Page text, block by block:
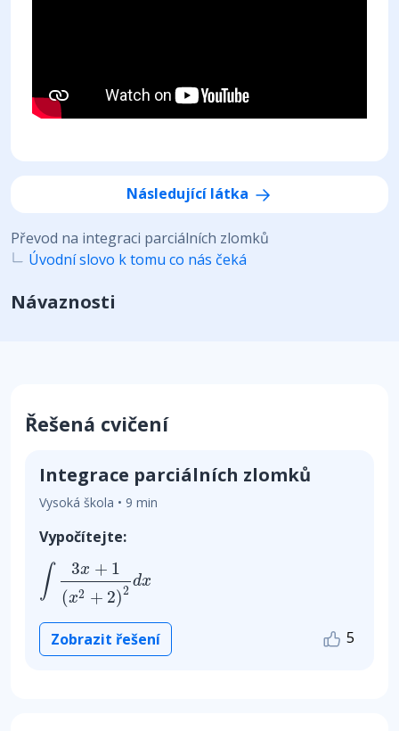
Následující látka
Převod na integraci parciálních zlomků
Úvodní slovo k tomu co nás čeká
Návaznosti
Řešená cvičení
Integrace parciálních zlomků
Vysoká škola • 9 min
Vypočítejte:
∫ 3x + 1
(x2 + 2)2
dx
3x +1( 2 +
Zobrazit řešení 5